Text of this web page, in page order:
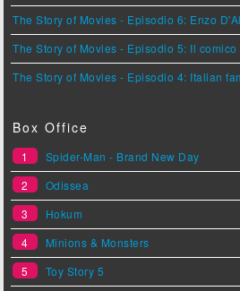
The Story of Movies - Episodio 6: Enzo
The Story of Movies - Episodio 5: Il
The Story of Movies - Episodio 4: Italian
Box Office
1
Spider-Man - Brand New Day
2
Odissea
3
Hokum
4
Minions & Monsters
5
Toy Story 5